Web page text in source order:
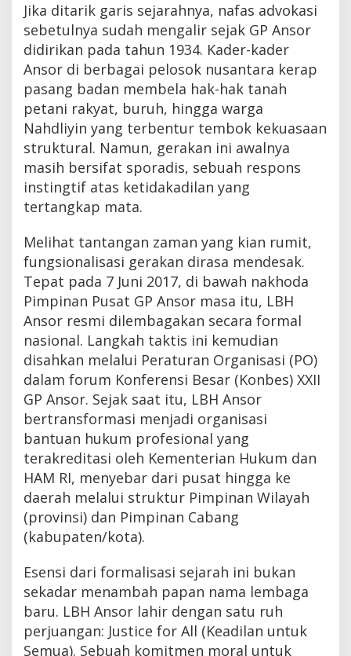
Jika ditarik garis sejarahnya, nafas advokasi
sebetulnya sudah mengalir sejak GP Ansor
didirikan pada tahun 1934. Kader-kader
Ansor di berbagai pelosok nusantara kerap
pasang badan membela hak-hak tanah
petani rakyat, buruh, hingga warga
Nahdliyin yang terbentur tembok kekuasaan
struktural. Namun, gerakan ini awalnya
masih bersifat sporadis, sebuah respons
instingtif atas ketidakadilan yang
tertangkap mata.
Melihat tantangan zaman yang kian rumit,
fungsionalisasi gerakan dirasa mendesak.
Tepat pada 7 Juni 2017, di bawah nakhoda
Pimpinan Pusat GP Ansor masa itu, LBH
Ansor resmi dilembagakan secara formal
nasional. Langkah taktis ini kemudian
disahkan melalui Peraturan Organisasi (PO)
dalam forum Konferensi Besar (Konbes) XXII
GP Ansor. Sejak saat itu, LBH Ansor
bertransformasi menjadi organisasi
bantuan hukum profesional yang
terakreditasi oleh Kementerian Hukum dan
HAM RI, menyebar dari pusat hingga ke
daerah melalui struktur Pimpinan Wilayah
(provinsi) dan Pimpinan Cabang
(kabupaten/kota).
Esensi dari formalisasi sejarah ini bukan
sekadar menambah papan nama lembaga
baru. LBH Ansor lahir dengan satu ruh
perjuangan: Justice for All (Keadilan untuk
Semua). Sebuah komitmen moral untuk